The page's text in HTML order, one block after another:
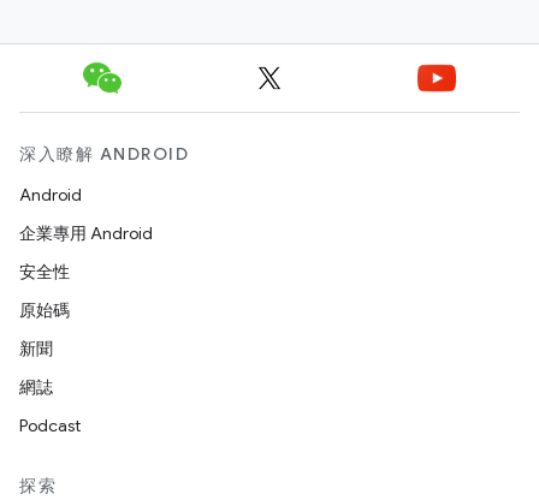
深入瞭解 ANDROID
Android
企業專用 Android
安全性
原始碼
新聞
網誌
Podcast
探索